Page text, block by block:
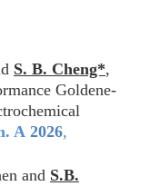
S. B. Cheng*,
Goldene-
A 2026,
and S.B.